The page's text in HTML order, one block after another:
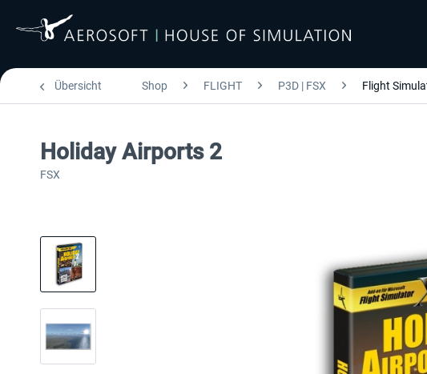
Übersicht Shop FLIGHT P3D | FSX Flight
Holiday Airports 2
FSX